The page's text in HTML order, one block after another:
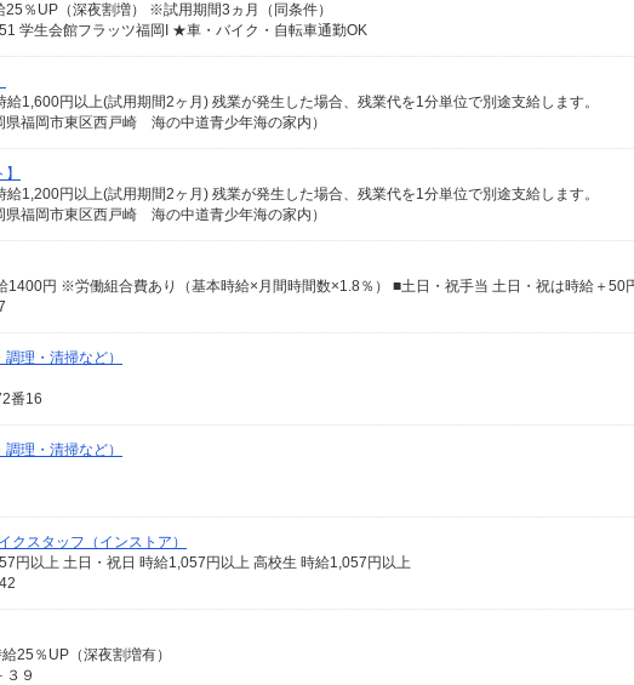
％UP（深夜割増） ※試用期間3ヵ月（同条件）
学生会館フラッツ福岡I ★車・バイク・自転車通勤OK
1,600円以上(試用期間2ヶ月) 残業が発生した場合、残業代を1分単位で別途支給します。
福岡市東区西戸崎 海の中道青少年海の家内）
1,200円以上(試用期間2ヶ月) 残業が発生した場合、残業代を1分単位で別途支給します。
福岡市東区西戸崎 海の中道青少年海の家内）
円 ※労働組合費あり（基本時給×月間時間数×1.8％） ■土日・祝手当 土日・祝は時給＋50
理・清掃など）
番16
理・清掃など）
クスタッフ（インストア）
円以上 土日・祝日 時給1,057円以上 高校生 時給1,057円以上
25％UP（深夜割増有）
９